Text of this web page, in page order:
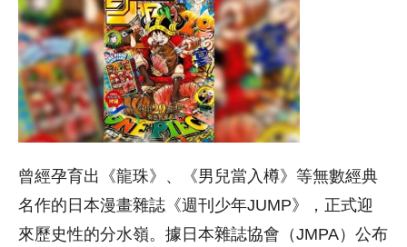
曾經孕育出《龍珠》、《男兒當入樽》等無數經典
名作的日本漫畫雜誌《週刊少年JUMP》，正式迎
來歷史性的分水嶺。據日本雜誌協會（JMPA）公布